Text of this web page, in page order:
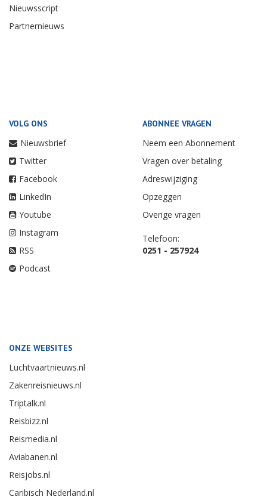
Nieuwsscript
Partnernieuws
VOLG ONS
Nieuwsbrief
Twitter
Facebook
LinkedIn
Youtube
Instagram
RSS
Podcast
ABONNEE VRAGEN
Neem een Abonnement
Vragen over betaling
Adreswijziging
Opzeggen
Overige vragen
Telefoon:
0251 - 257924
ONZE WEBSITES
Luchtvaartnieuws.nl
Zakenreisnieuws.nl
Triptalk.nl
Reisbizz.nl
Reismedia.nl
Aviabanen.nl
Reisjobs.nl
Caribisch Nederland.nl